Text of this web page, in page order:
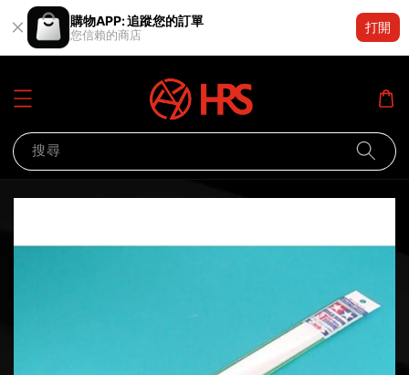
購物APP: 追蹤您的訂單
您信賴的商店
打開
搜尋